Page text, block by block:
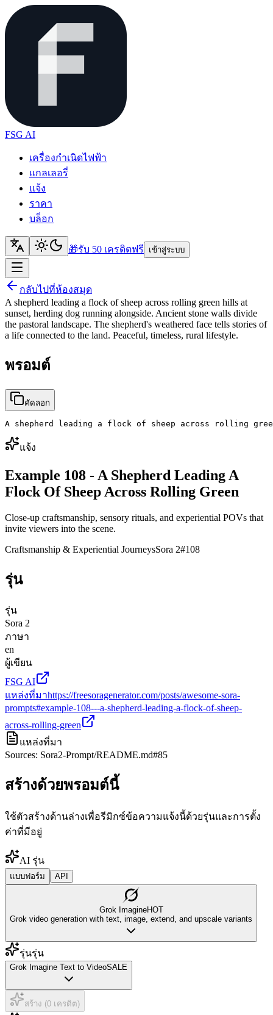
FSG AI
เครื่องกำเนิดไฟฟ้า
แกลเลอรี่
แจ้ง
ราคา
บล็อก
🎁รับ 50 เครดิตฟรี เข้าสู่ระบบ
กลับไปที่ห้องสมุด
A shepherd leading a flock of sheep across rolling green hills at
sunset, herding dog running alongside. Ancient stone walls divide
the pastoral landscape. The shepherd's weathered face tells stories of
a life connected to the land. Peaceful, timeless, rural lifestyle.
พรอมต์
คัดลอก
A shepherd leading a flock of sheep across rolling
แจ้ง
Example 108 - A Shepherd Leading A
Flock Of Sheep Across Rolling Green
Close-up craftsmanship, sensory rituals, and experiential POVs that
invite viewers into the scene.
Craftsmanship & Experiential JourneysSora 2#108
รุ่น
รุ่น
Sora 2
ภาษา
en
ผู้เขียน
FSG AI
แหล่งที่มาhttps://freesoragenerator.com/posts/awesome-sora-
prompts#example-108---a-shepherd-leading-a-flock-of-sheep-
across-rolling-green
แหล่งที่มา
Sources: Sora2-Prompt/README.md#85
สร้างด้วยพรอมต์นี้
ใช้ตัวสร้างด้านล่างเพื่อรีมิกซ์ข้อความแจ้งนี้ด้วยรุ่นและการตั้ง
ค่าที่มีอยู่
AI รุ่น
แบบฟอร์ม API
Grok ImagineHOT
Grok video generation with text, image, extend, and upscale variants
รุ่นรุ่น
Grok Imagine Text to VideoSALE
สร้าง (0 เครดิต)